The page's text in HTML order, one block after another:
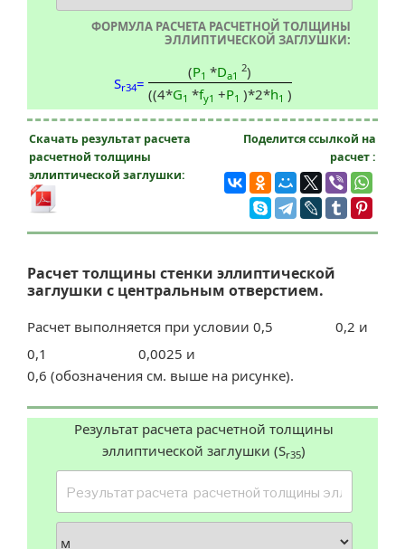
ФОРМУЛА РАСЧЕТА РАСЧЕТНОЙ ТОЛЩИНЫ
ЭЛЛИПТИЧЕСКОЙ ЗАГЛУШКИ:
Sr34=
(P1 *Da1
2)
((4*G1 *fy1 +P1 )*2*h1 )
Скачать результат расчета
расчетной толщины
эллиптической заглушки:
Поделится ссылкой на
расчет :
Расчет толщины стенки эллиптической
заглушки с центральным отверстием.
Расчет выполняется при условии 0,5
0,2 и
0,1
0,0025 и
0,6 (обозначения см. выше на рисунке).
Результат расчета расчетной толщины
эллиптической заглушки (Sr35)